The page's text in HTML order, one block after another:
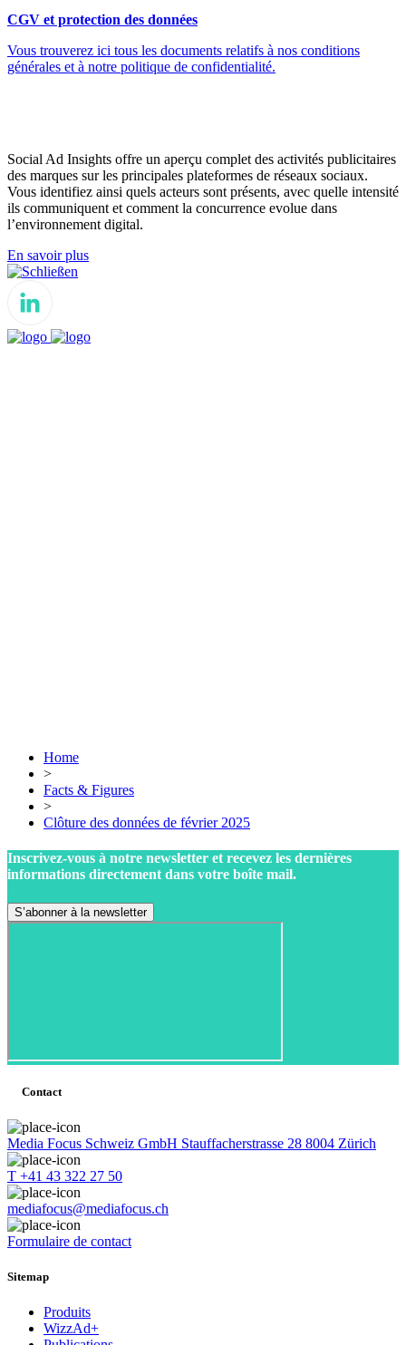
CGV et protection des données
Vous trouverez ici tous les documents relatifs à nos conditions
générales et à notre politique de confidentialité.
Social Ad Insights offre un aperçu complet des activités publicitaires
des marques sur les principales plateformes de réseaux sociaux.
Vous identifiez ainsi quels acteurs sont présents, avec quelle intensité
ils communiquent et comment la concurrence evolue dans
l’environnement digital.
En savoir plus
Schließen
Home
>
Facts & Figures
>
Clôture des données de février 2025
Inscrivez-vous à notre newsletter et recevez les dernières
informations directement dans votre boîte mail.
Contact
Media Focus Schweiz GmbH Stauffacherstrasse 28 8004 Zürich
T +41 43 322 27 50
mediafocus@mediafocus.ch
Formulaire de contact
Sitemap
Produits
WizzAd+